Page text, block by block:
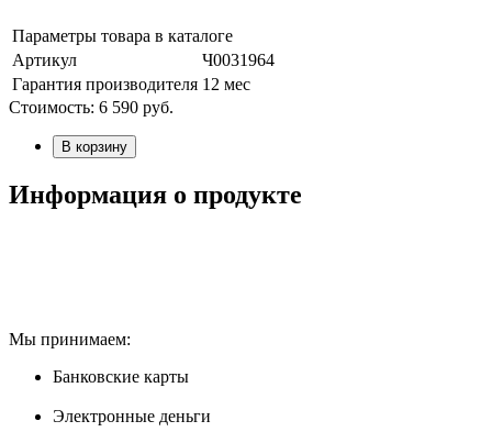
Параметры товара в каталоге
Артикул
Ч0031964
Гарантия производителя 12 мес
Стоимость: 6 590 руб.
В корзину
Информация о продукте
Мы принимаем:
Банковские карты
Электронные деньги